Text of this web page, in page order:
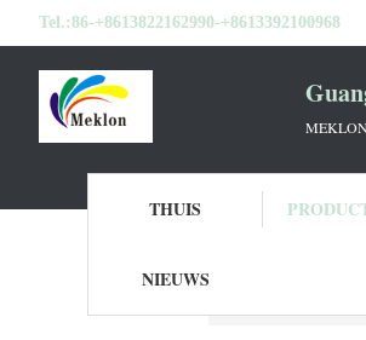
Tel.:86-+8613822162990-+8613392100968
THUIS
NIEUWS